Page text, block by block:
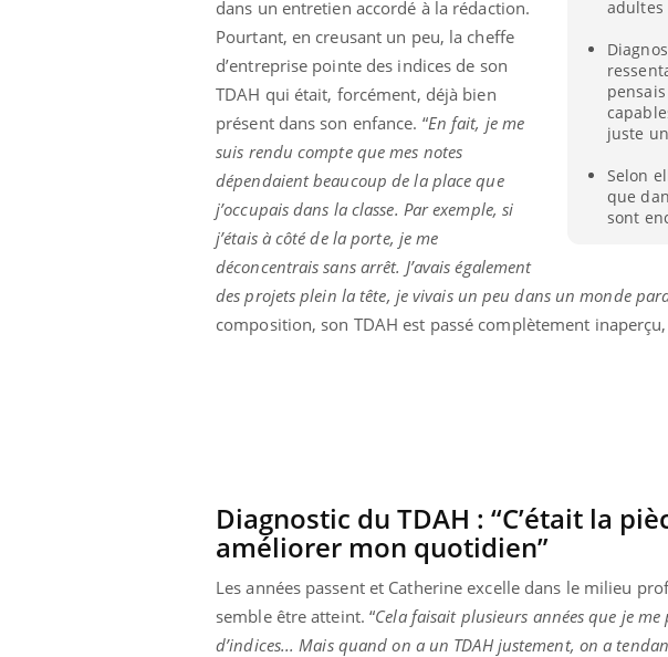
adultes
juste
Selon
que
sont
dans un entretien accordé à la rédaction.
Pourtant, en creusant un peu, la cheffe
d’entreprise pointe des indices de son
TDAH qui était, forcément, déjà bien
présent dans son enfance. “En fait, je me
suis rendu compte que mes notes
dépendaient beaucoup de la place que
j’occupais dans la classe. Par exemple, si
j’étais à côté de la porte, je me
déconcentrais sans arrêt. J’avais également
des projets plein la tête, je vivais un peu dans un monde
composition, son TDAH est passé complètement
Diagnostic du TDAH : “C’était la
améliorer mon quotidien”
Les années passent et Catherine excelle dans le milieu
semble être atteint. “Cela faisait plusieurs années que je me
d’indices... Mais quand on a un TDAH justement, on a
tous les jours se profile-t-
Pourquoi votre ventre
gâche-t-il les premiers
jours de vos vacances ?
freiner
de